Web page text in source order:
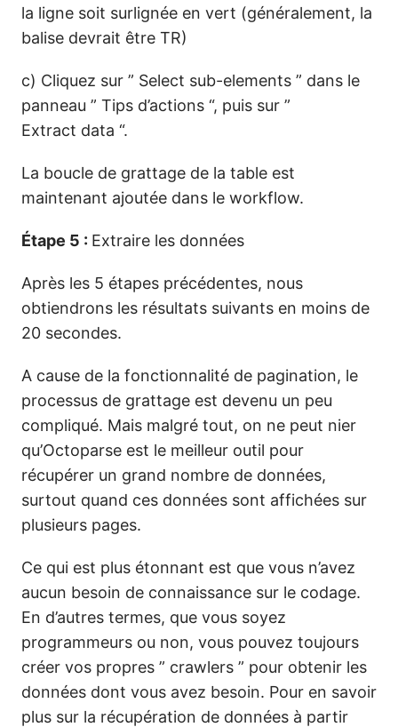
la ligne soit surlignée en vert (généralement, la
balise devrait être TR)
c) Cliquez sur ” Select sub-elements ” dans le
panneau ” Tips d’actions “, puis sur ”
Extract data “.
La boucle de grattage de la table est
maintenant ajoutée dans le workflow.
Étape 5 : Extraire les données
Après les 5 étapes précédentes, nous
obtiendrons les résultats suivants en moins de
20 secondes.
A cause de la fonctionnalité de pagination, le
processus de grattage est devenu un peu
compliqué. Mais malgré tout, on ne peut nier
qu’Octoparse est le meilleur outil pour
récupérer un grand nombre de données,
surtout quand ces données sont affichées sur
plusieurs pages.
Ce qui est plus étonnant est que vous n’avez
aucun besoin de connaissance sur le codage.
En d’autres termes, que vous soyez
programmeurs ou non, vous pouvez toujours
créer vos propres ” crawlers ” pour obtenir les
données dont vous avez besoin. Pour en savoir
plus sur la récupération de données à partir